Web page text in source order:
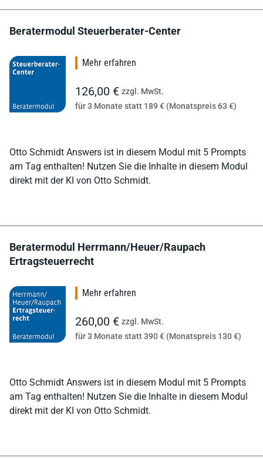
Beratermodul Steuerberater-Center
Otto Schmidt Answers ist in diesem Modul mit 5 Prompts
am Tag enthalten! Nutzen Sie die Inhalte in diesem Modul
direkt mit der KI von Otto Schmidt.
Mehr erfahren
126,00 € zzgl. MwSt.
für 3 Monate statt 189 € (Monatspreis 63 €)
Beratermodul Herrmann/Heuer/Raupach
Ertragsteuerrecht
Otto Schmidt Answers ist in diesem Modul mit 5 Prompts
am Tag enthalten! Nutzen Sie die Inhalte in diesem Modul
direkt mit der KI von Otto Schmidt.
Mehr erfahren
260,00 € zzgl. MwSt.
für 3 Monate statt 390 € (Monatspreis 130 €)